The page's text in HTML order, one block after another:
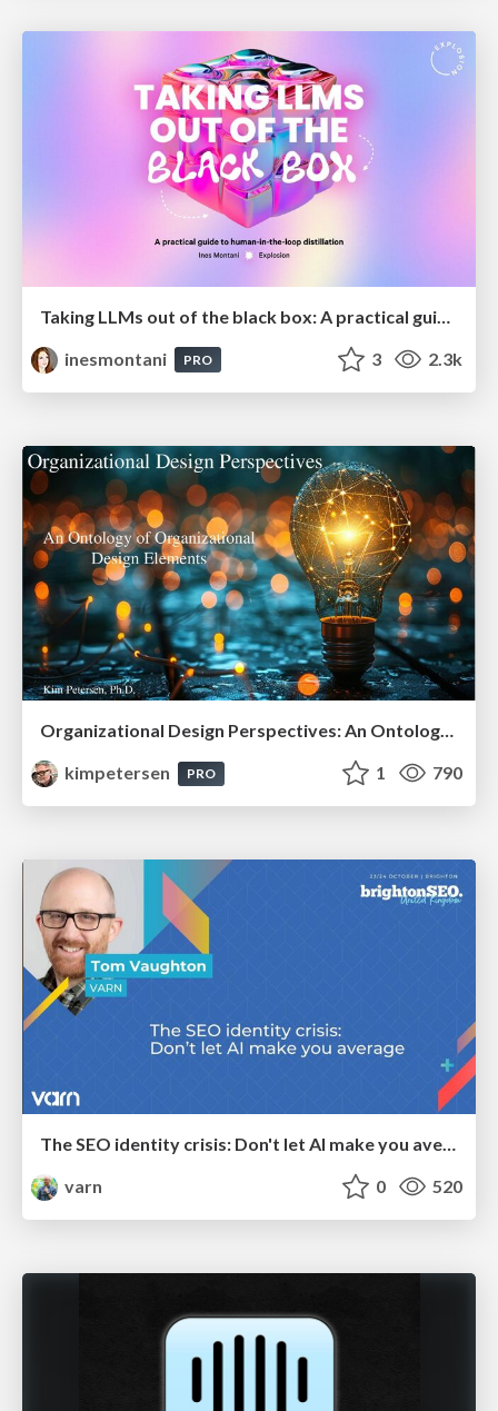
inesmontani
PRO 3 2.3k
Organizational Design Perspectives: An Ontology of Organizational Design Elements
kimpetersen
PRO 1 790
The SEO identity crisis: Don't let AI make you average
varn
0 520